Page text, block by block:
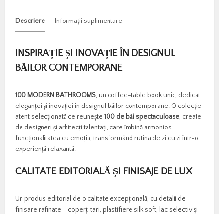
Descriere Informații suplimentare
INSPIRAȚIE ȘI INOVAȚIE ÎN DESIGNUL
BĂILOR CONTEMPORANE
100 MODERN BATHROOMS, un coffee-table book unic, dedicat
eleganței și inovației în designul băilor contemporane. O colecție
atent selecționată ce reunește100 de băi spectaculoase, create
de designeri și arhitecți talentați, care îmbină armonios
funcționalitatea cu emoția, transformând rutina de zi cu zi într-o
experiență relaxantă.
CALITATE EDITORIALĂ ȘI FINISAJE DE LUX
Un produs editorial de o calitate excepțională, cu detalii de
finisare rafinate – coperți tari, plastifiere silk soft, lac selectiv și